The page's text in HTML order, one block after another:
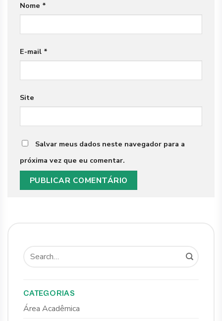
Nome *
E-mail *
Site
Salvar meus dados neste navegador para a
próxima vez que eu comentar.
CATEGORIAS
Área Acadêmica